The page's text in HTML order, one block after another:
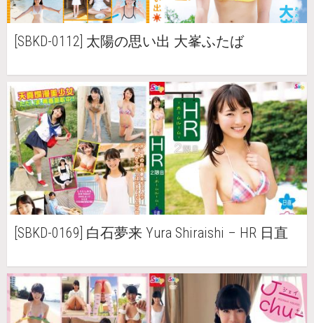
[SBKD-0112] 太陽の思い出 大峯ふたば
[SBKD-0169] 白石夢来 Yura Shiraishi – HR 日直